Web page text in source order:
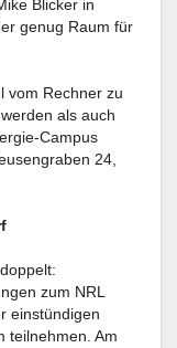
Blicker in
genug Raum für
vom Rechner zu
als auch
Campus
24,
zum NRL
einstündigen
teilnehmen. Am